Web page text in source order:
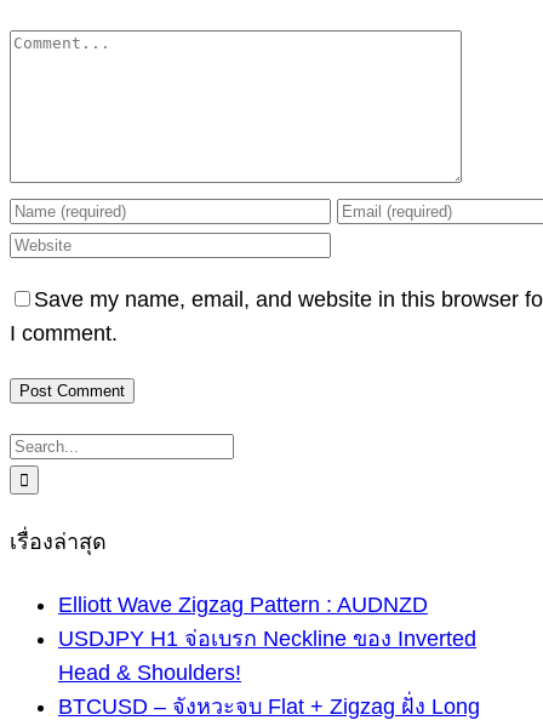
Comment
Save my name, email, and website in this browser
I comment.
Search
for:
เรื่องล่าสุด
Elliott Wave Zigzag Pattern : AUDNZD
USDJPY H1 จ่อเบรก Neckline ของ Inverted
Head & Shoulders!
BTCUSD – จังหวะจบ Flat + Zigzag ฝั่ง Long